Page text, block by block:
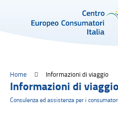
Home Informazioni di viaggio
Informazioni di viaggio
Consulenza ed assistenza per i